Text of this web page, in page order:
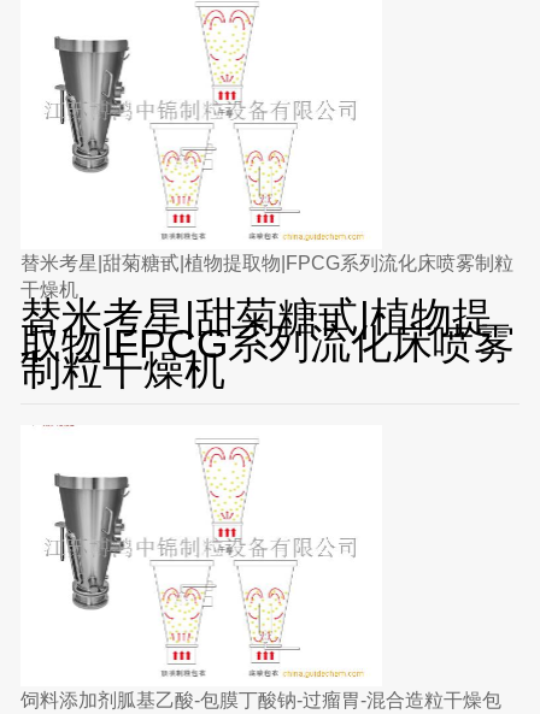
替米考星|甜菊糖甙|植物提取物|FPCG系列流化床喷雾制粒
干燥机
替米考星|甜菊糖甙|植物提
取物|FPCG系列流化床喷雾
制粒干燥机
饲料添加剂胍基乙酸-包膜丁酸钠-过瘤胃-混合造粒干燥包